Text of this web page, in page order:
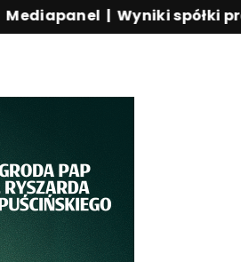
|Wyniki spółki